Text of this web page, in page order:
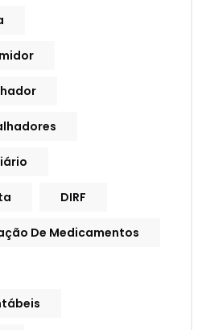
DIRF
De Medicamentos